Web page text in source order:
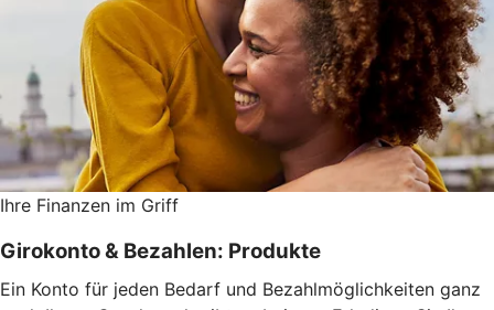
Ihre Finanzen im Griff
Girokonto & Bezahlen: Produkte
Ein Konto für jeden Bedarf und Bezahlmöglichkeiten ganz